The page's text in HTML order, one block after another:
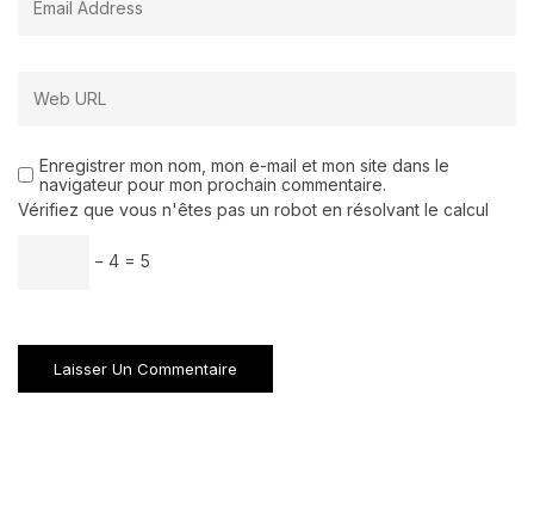
Enregistrer mon nom, mon e-mail et mon site dans le
navigateur pour mon prochain commentaire.
Vérifiez que vous n'êtes pas un robot en résolvant le calcul
− 4 = 5